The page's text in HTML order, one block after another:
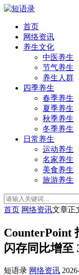
首页
网络资讯
养生文化
中医养生
节气养生
养生人群
四季养生
春季养生
夏季养生
秋季养生
冬季养生
日常养生
运动养生
名家养生
美食养生
旅游养生
首页 网络资讯文章正
CounterPoint
闪存同比增至
短语录 网络资讯